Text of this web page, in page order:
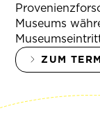
Museums
ZUM